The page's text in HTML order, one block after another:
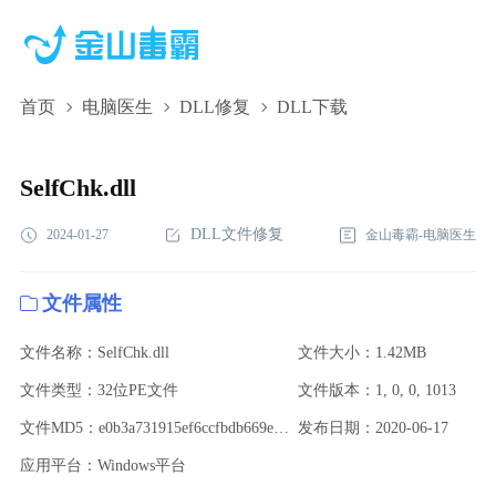
首页 电脑医生 DLL修复 DLL下载
SelfChk.dll,SelfChk.dll下载,SelfChk.dll修复
SelfChk.dll
2024-01-27 DLL文件修复 金山毒霸-电脑医生
文件属性
文件名称：SelfChk.dll 文件大小：1.42MB
文件类型：32位PE文件 文件版本：1, 0, 0, 1013
文件MD5：e0b3a731915ef6ccfbdb669e010aebb5 发布日期：2020-06-17
应用平台：Windows平台